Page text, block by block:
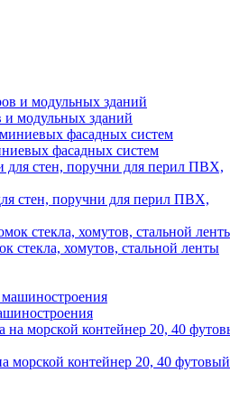
и модульных зданий
фасадных систем
стен, поручни для перил ПВХ,
стекла, хомутов, стальной ленты
морской контейнер 20, 40 футовый